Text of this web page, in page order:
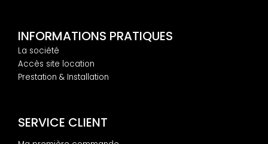
INFORMATIONS PRATIQUES
La société
Accès site location
Prestation & Installation
SERVICE CLIENT